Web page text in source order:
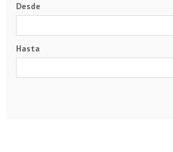
Desde
Hasta